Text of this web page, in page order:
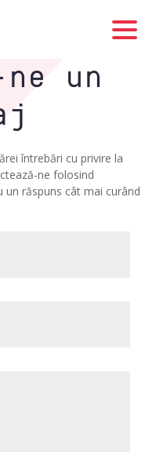
un
întrebări cu privire la
ne folosind
răspuns cât mai curând